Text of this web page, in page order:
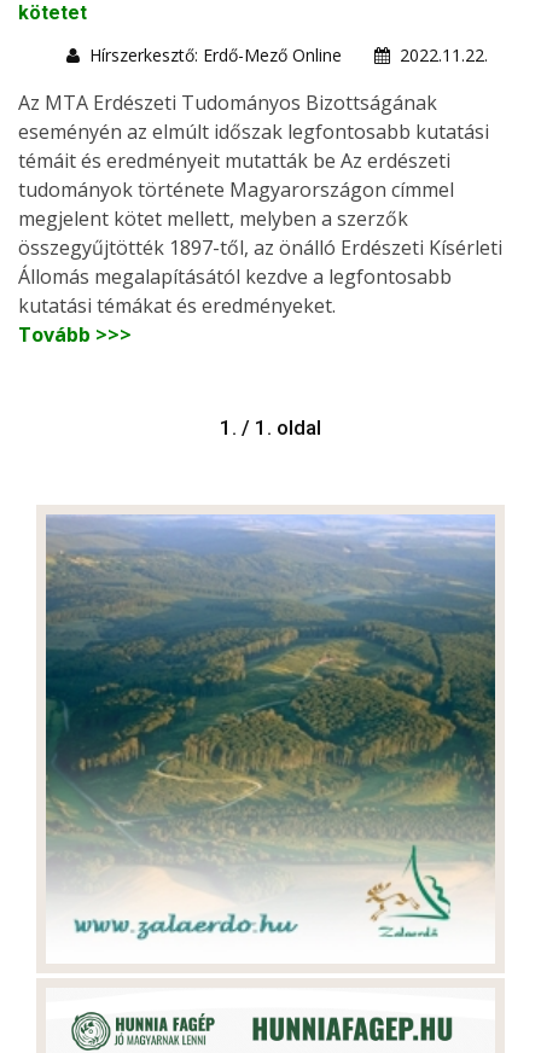
kötetet
Hírszerkesztő: Erdő-Mező Online
2022.11.22.
Az MTA Erdészeti Tudományos Bizottságának
eseményén az elmúlt időszak legfontosabb kutatási
témáit és eredményeit mutatták be Az erdészeti
tudományok története Magyarországon címmel
megjelent kötet mellett, melyben a szerzők
összegyűjtötték 1897-től, az önálló Erdészeti Kísérleti
Állomás megalapításától kezdve a legfontosabb
kutatási témákat és eredményeket.
Tovább >>>
1. / 1. oldal